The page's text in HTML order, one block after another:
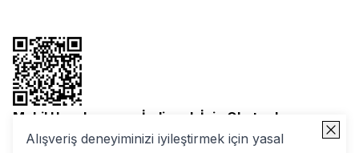
Alışveriş deneyiminizi iyileştirmek için yasal
Mobil Uygulamamızı İndirmek İçin Okutun!